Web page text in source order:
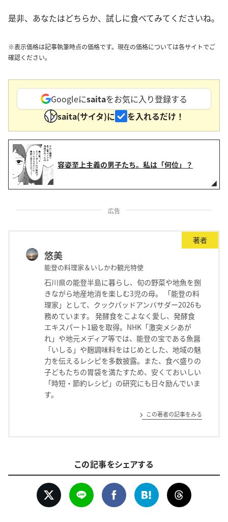
是非、あなたはどちらか、試しに食べてみてくださいね。
※表示価格は記事執筆時点の価格です。現在の価格については各サイトでご
確認ください。
Googleにsaitaをお気に入り登録する
saita(サイタ)に
を入れるだけ！
容姿至上主義の男子たち。私は「何位」？
広告
著者
悠美
能登の料理家＆いしかわ観光特使
石川県の能登半島に暮らし、旬の野菜や地魚を捌
きながら地産地消を楽しむ3児の母。 「能登の料
理家」として、クックパッドアンバサダー2026も
務めています。 発酵食をこよなく愛し、発酵食
エキスパート1級を取得。NHK「激突メシあが
れ」や地元メディア等では、能登の宝である魚醤
「いしる」や麹調味料をはじめとした、地域の魅
力を伝えるレシピを多数披露。また、食べ盛りの
子どもたちの胃袋を満たすため、安くておいしい
「時短・節約レシピ」の研究にも日々励んでいま
す。
この著者の記事をみる
この記事をシェアする